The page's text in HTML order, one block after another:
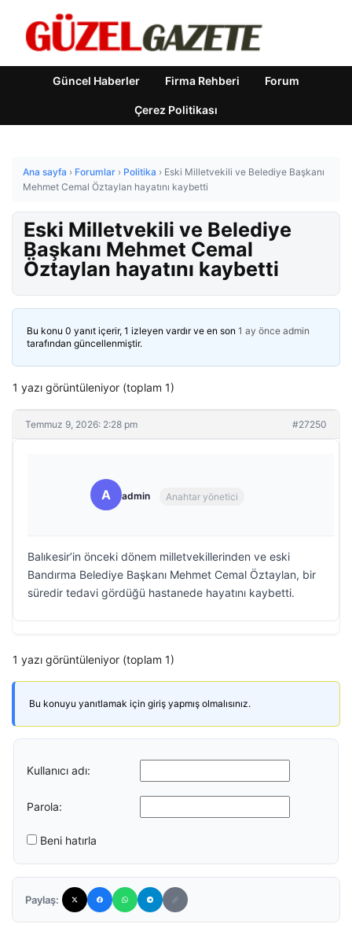
Güncel Haberler Firma Rehberi Forum
Çerez Politikası
Ana sayfa › Forumlar › Politika › Eski Milletvekili ve Belediye Başkanı
Mehmet Cemal Öztaylan hayatını kaybetti
Eski Milletvekili ve Belediye
Başkanı Mehmet Cemal
Öztaylan hayatını kaybetti
Bu konu 0 yanıt içerir, 1 izleyen vardır ve en son 1 ay önce admin
tarafından güncellenmiştir.
1 yazı görüntüleniyor (toplam 1)
Temmuz 9, 2026: 2:28 pm #27250
A admin Anahtar yönetici
Balıkesir’in önceki dönem milletvekillerinden ve eski
Bandırma Belediye Başkanı Mehmet Cemal Öztaylan, bir
süredir tedavi gördüğü hastanede hayatını kaybetti.
1 yazı görüntüleniyor (toplam 1)
Bu konuyu yanıtlamak için giriş yapmış olmalısınız.
Kullanıcı adı:
Parola:
Beni hatırla
Paylaş: